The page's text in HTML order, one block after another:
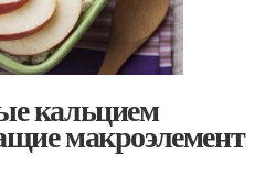
кальцием
макроэлемент